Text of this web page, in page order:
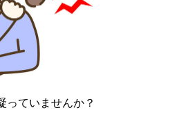
っていませんか？